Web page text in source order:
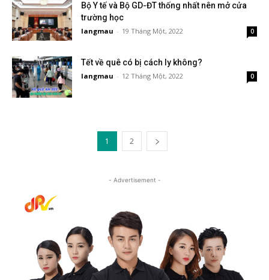
Bộ Y tế và Bộ GD-ĐT thống nhất nên mở cửa
trường học
langmau - 19 Tháng Một, 2022 0
Tết về quê có bị cách ly không?
langmau - 12 Tháng Một, 2022 0
1 2
- Advertisement -